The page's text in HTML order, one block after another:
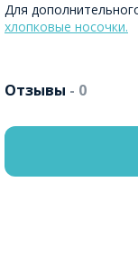
Для
хлопковые носочки.
Отзывы - 0